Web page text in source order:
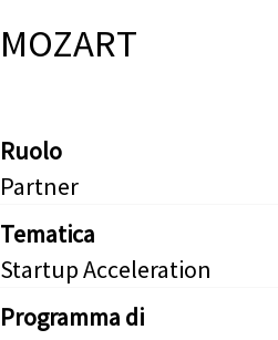
MOZART
Ruolo
Partner
Tematica
Startup Acceleration
Programma di